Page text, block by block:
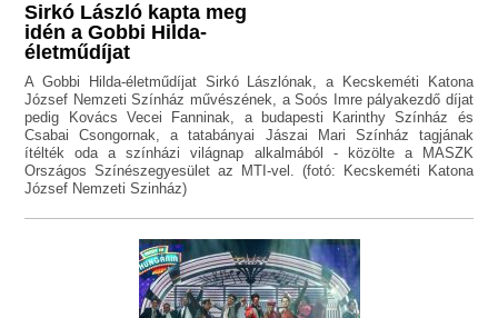
Sirkó László kapta meg
idén a Gobbi Hilda-
életműdíjat
A Gobbi Hilda-életműdíjat Sirkó Lászlónak, a Kecskeméti Katona
József Nemzeti Színház művészének, a Soós Imre pályakezdő díjat
pedig Kovács Vecei Fanninak, a budapesti Karinthy Színház és
Csabai Csongornak, a tatabányai Jászai Mari Színház tagjának
ítélték oda a színházi világnap alkalmából - közölte a MASZK
Országos Színészegyesület az MTI-vel. (fotó: Kecskeméti Katona
József Nemzeti Szinház)